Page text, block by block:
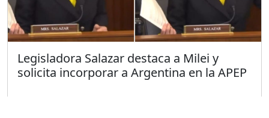
Legisladora Salazar destaca a Milei y
solicita incorporar a Argentina en la APEP